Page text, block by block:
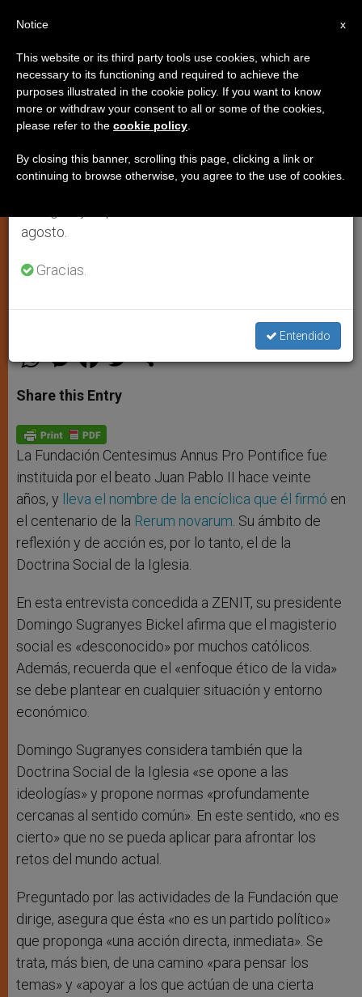
La Doctrina Social de la Iglesia
'se opone a las ideologías y sirve
para los retos actuales'
Entrevista al presidente de la
Domingo Sugranyes
IVÁN DE VARGAS
JUSTICIA
h
t
s
p
p
e
s
e
g
e
r
a
e
b
o
k
w h
Share this Entry
La Fundación Centesimus Annus Pro Pontifice fue
instituida por el beato Juan Pablo II hace veinte
años, y
lleva el nombre de la encíclica que él firmó en
el centenario de la Rerum novarum. Su ámbito de
reflexión y de acción es, por lo tanto, el de la
Doctrina Social de la Iglesia.
En esta entrevista concedida a ZENIT, su presidente
Domingo Sugranyes Bickel afirma que el magisterio
social es «desconocido» por muchos católicos.
Además, recuerda que el «enfoque ético de la vida»
se debe plantear en cualquier situación y entorno
económico.
Domingo Sugranyes considera también que la
Doctrina Social de la Iglesia «se opone a las
ideologías» y propone normas «profundamente
cercanas al sentido común». En este sentido, «no es
cierto» que no se pueda aplicar para afrontar los
retos del mundo actual.
Preguntado por las actividades de la Fundación que
dirige, asegura que ésta «no es un partido político»
que proponga «una acción directa, inmediata». Se
trata, más bien, de una camino «para pensar los
temas» y «apoyar a los que actúan de una cierta
×
Aviso importante
Del 27 de julio al 7 de agosto haremos la pausa
anual, aprovechando que en el periodo de verano
se generan menos informaciones y también el
agosto.
Gracias.
Entendido
x
Notice
This website or its third party tools use cookies, which are
necessary to its functioning and required to achieve the
purposes illustrated in the cookie policy. If you want to know
more or withdraw your consent to all or some of the cookies,
please refer to the cookie policy
By closing this banner, scrolling this page, clicking a link or
continuing to browse otherwise, you agree to the use of cookies.